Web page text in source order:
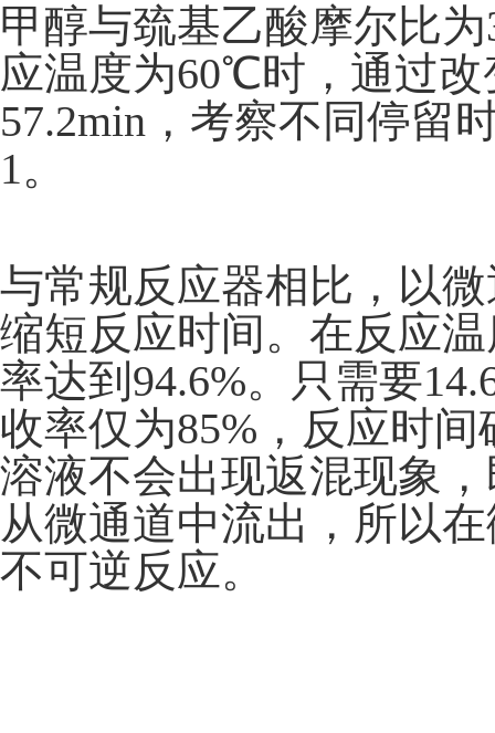
甲醇与巯基乙酸摩尔比
应温度为60℃时，通过改
57.2min，考察不同停留
1。
与常规反应器相比，以
缩短反应时间。在反应
率达到94.6%。只需要
收率仅为85%，反应时
溶液不会出现返混现象
从微通道中流出，所以
不可逆反应。